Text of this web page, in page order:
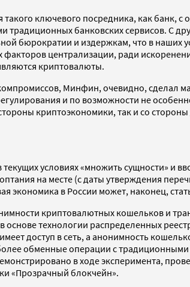
такого ключевого посредника, как банк,
традиционных банковских сервисов. С
бюрократии и издержкам, что в наших
факторов централизации, ради
криптовалюты.
Минфин, очевидно, сделал
и по возможности не
криптоэкономики, так и со
условиях «множить сущности» и
на месте (с даты утверждения
экономика в России может, наконец,
криптовалютных кошельков и
технологии распределенных
доступ в сеть, а анонимность
обменные операции с
в ходе эксперимента,
«Прозрачный блокчейн».